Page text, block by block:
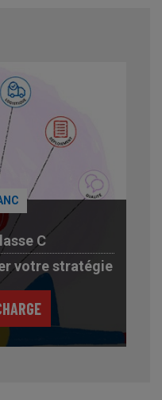
C
votre stratégie